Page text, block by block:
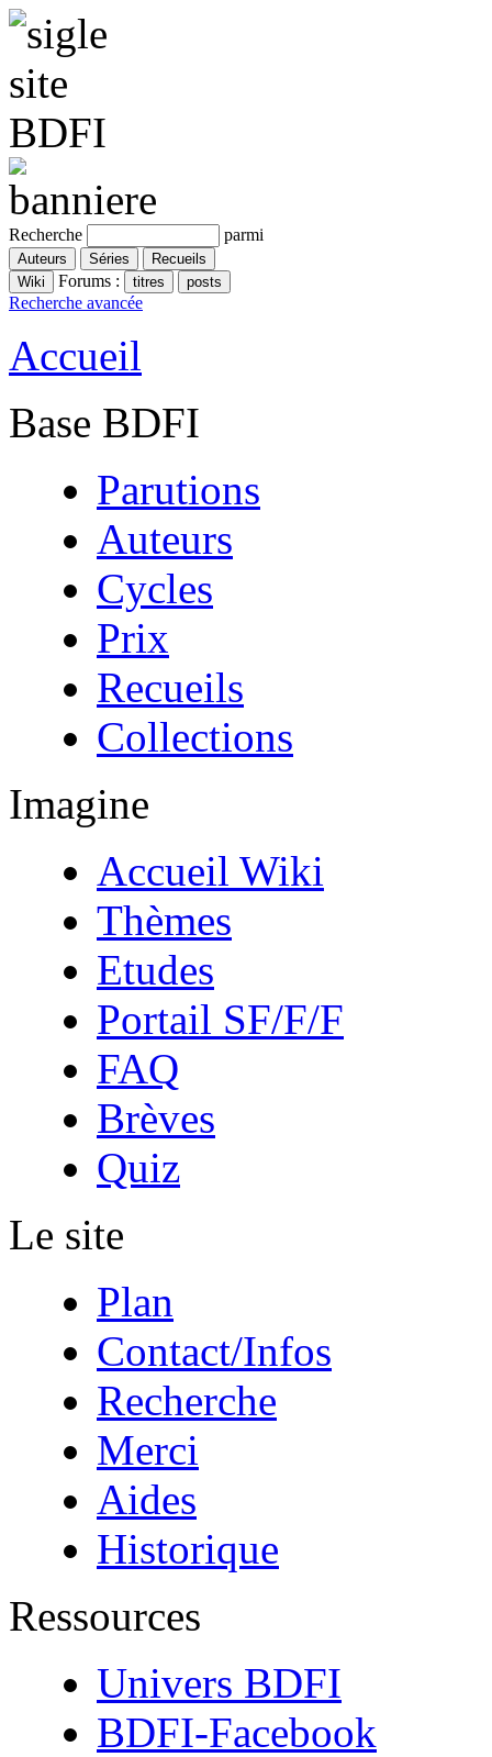
Recherche parmi
Forums :
Recherche avancée
Accueil
Base BDFI
Parutions
Auteurs
Cycles
Prix
Recueils
Collections
Imagine
Accueil Wiki
Thèmes
Etudes
Portail SF/F/F
FAQ
Brèves
Quiz
Le site
Plan
Contact/Infos
Recherche
Merci
Aides
Historique
Ressources
Univers BDFI
BDFI-Facebook